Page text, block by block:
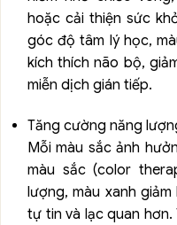
hoặc cải thiện sức
góc độ tâm lý học,
kích thích não bộ,
miễn dịch gián tiếp.
Tăng cường năng
Mỗi màu sắc ảnh
màu sắc (color
lượng, màu xanh
tự tin và lạc quan